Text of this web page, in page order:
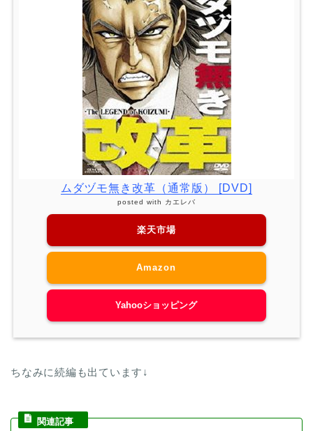
ムダヅモ無き改革（通常版） [DVD]
posted with カエレバ
楽天市場
Amazon
Yahooショッピング
ちなみに続編も出ています↓